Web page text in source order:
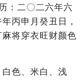
：二〇二六年六
丙申月癸丑日，
将穿衣旺财颜色
白色、米白、浅